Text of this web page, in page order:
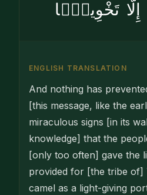
إِلَّا تَخْوِيفًۭا
ENGLISH TRANSLATION
And nothing has
[this message, like the
miraculous signs [in its
knowledge] that the
[only too often] gave the
provided for [the tribe of]
camel as a light-giving